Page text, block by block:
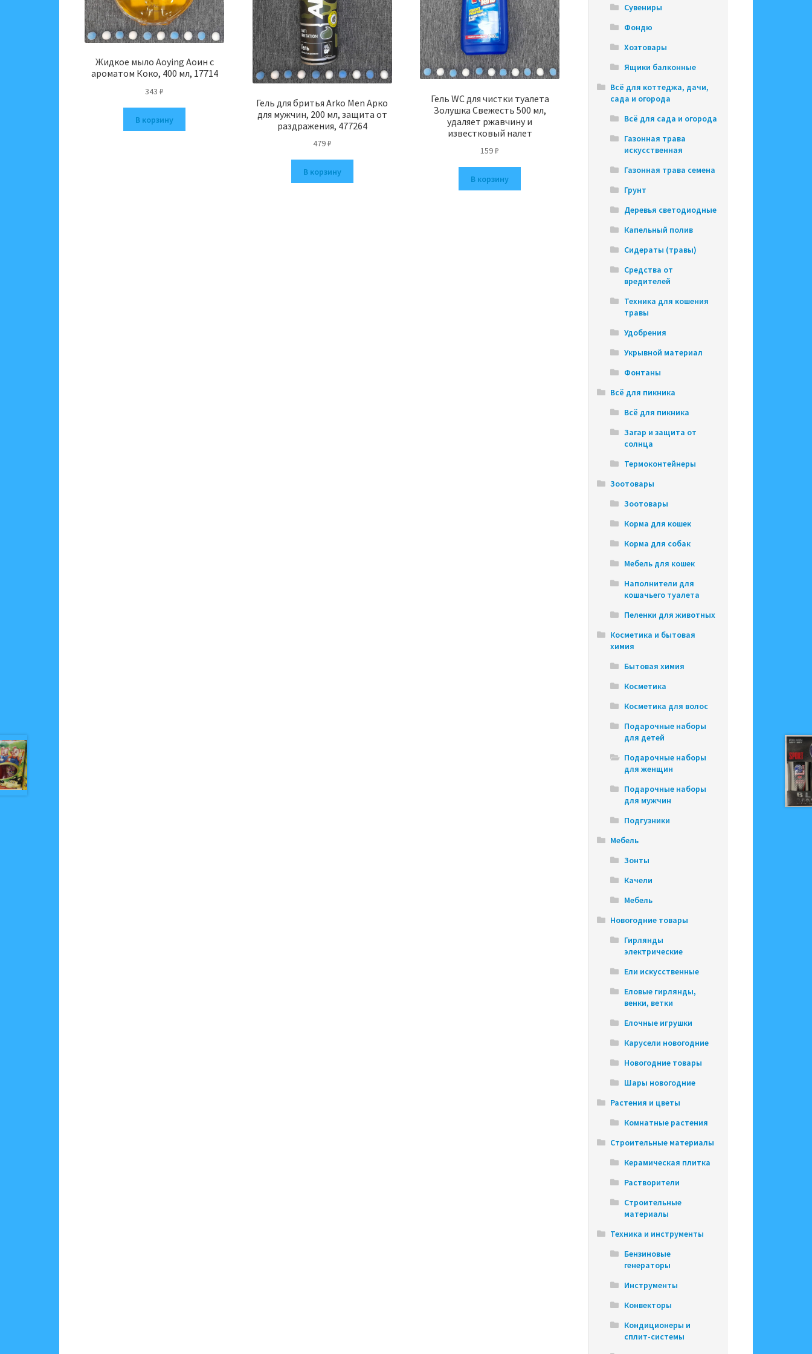
Жидкое мыло Aoying Аоин с
ароматом Коко, 400 мл, 17714
343₽
В корзину
Гель для бритья Arko Men Арко
для мужчин, 200 мл, защита от
раздражения, 477264
479₽
В корзину
Гель WC для чистки туалета
Золушка Свежесть 500 мл,
удаляет ржавчину и
известковый налет
159₽
В корзину
Сувениры
Фондю
Хозтовары
Ящики балконные
Всё для коттеджа, дачи,
сада и огорода
Всё для сада и огорода
Газонная трава
искусственная
Газонная трава семена
Грунт
Деревья светодиодные
Капельный полив
Сидераты (травы)
Средства от
вредителей
Техника для кошения
травы
Удобрения
Укрывной материал
Фонтаны
Всё для пикника
Всё для пикника
Загар и защита от
солнца
Термоконтейнеры
Зоотовары
Зоотовары
Корма для кошек
Корма для собак
Мебель для кошек
Наполнители для
кошачьего туалета
Пеленки для животных
Косметика и бытовая
химия
Бытовая химия
Косметика
Косметика для волос
Подарочные наборы
для детей
Подарочные наборы
для женщин
Подарочные наборы
для мужчин
Подгузники
Мебель
Зонты
Качели
Мебель
Новогодние товары
Гирлянды
электрические
Ели искусственные
Еловые гирлянды,
венки, ветки
Елочные игрушки
Карусели новогодние
Новогодние товары
Шары новогодние
Растения и цветы
Комнатные растения
Строительные материалы
Керамическая плитка
Растворители
Строительные
материалы
Техника и инструменты
Бензиновые
генераторы
Инструменты
Конвекторы
Кондиционеры и
сплит-системы